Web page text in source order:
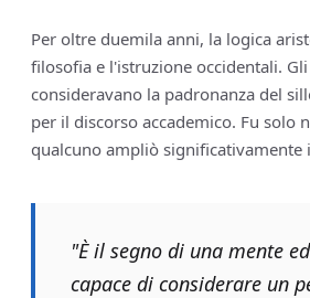
Per oltre duemila anni, la logica
filosofia e l'istruzione occidentali.
consideravano la padronanza del
per il discorso accademico. Fu solo
qualcuno ampliò significativamente
"È il segno di una mente
capace di considerare un